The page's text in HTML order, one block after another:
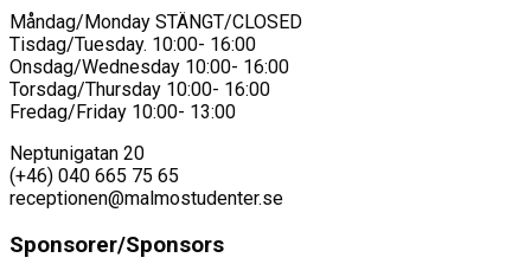
Måndag/Monday STÄNGT/CLOSED
Tisdag/Tuesday. 10:00- 16:00
Onsdag/Wednesday 10:00- 16:00
Torsdag/Thursday 10:00- 16:00
Fredag/Friday 10:00- 13:00
Neptunigatan 20
(+46) 040 665 75 65
receptionen@malmostudenter.se
Sponsorer/Sponsors